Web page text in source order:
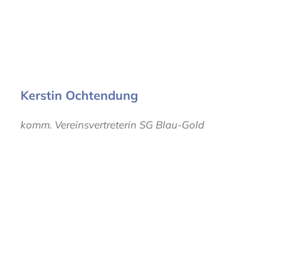
Kerstin Ochtendung
komm. Vereinsvertreterin SG Blau-Gold